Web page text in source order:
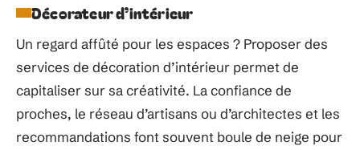
Décorateur d’intérieur
Un regard affûté pour les espaces ? Proposer des
services de décoration d’intérieur permet de
capitaliser sur sa créativité. La confiance de
proches, le réseau d’artisans ou d’architectes et les
recommandations font souvent boule de neige pour